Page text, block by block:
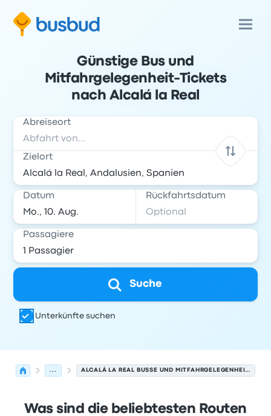
Günstige Bus und
Mitfahrgelegenheit-Tickets
nach Alcalá la Real
Abreiseort
Zielort
Datum Rückfahrtsdatum
Passagiere
Suche
Unterkünfte suchen
... ALCALÁ LA REAL BUSSE UND MITFAHRGELEGENHEITEN.
Was sind die beliebtesten Routen